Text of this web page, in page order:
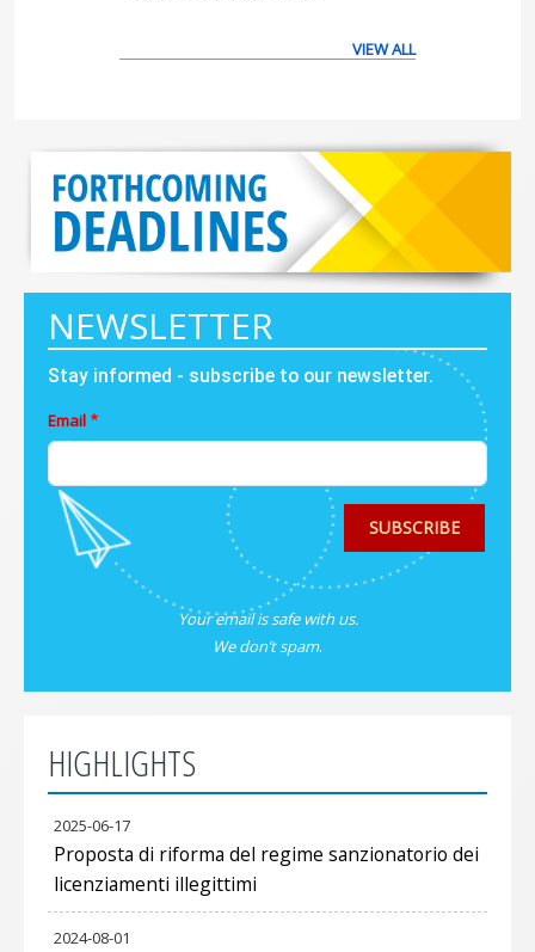
VIEW ALL
NEWSLETTER
Stay informed - subscribe to our newsletter.
Email
SUBSCRIBE
Your email is safe with us.
We don’t spam.
HIGHLIGHTS
2025-06-17
Proposta di riforma del regime sanzionatorio dei
licenziamenti illegittimi
2024-08-01